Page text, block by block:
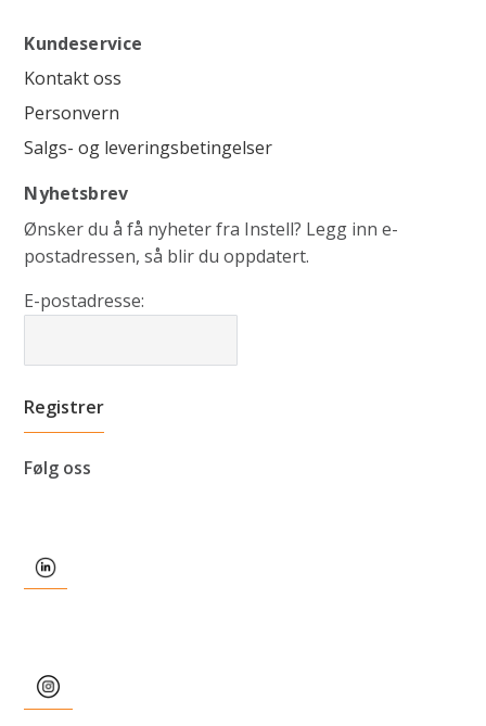
Kundeservice
Kontakt oss
Personvern
Salgs- og leveringsbetingelser
Nyhetsbrev
Ønsker du å få nyheter fra Instell? Legg inn e-
postadressen, så blir du oppdatert.
E-postadresse:
Følg oss